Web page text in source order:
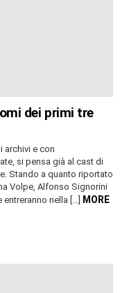
dei primi tre
archivi e con
si pensa già al cast di
Stando a quanto riportato
Volpe, Alfonso Signorini
nella […]
MORE